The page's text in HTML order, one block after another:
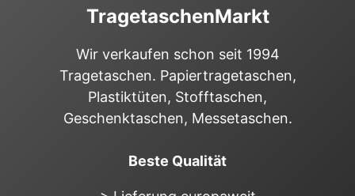
TragetaschenMarkt
Wir verkaufen schon seit 1994
Tragetaschen. Papiertragetaschen,
Plastiktüten, Stofftaschen,
Geschenktaschen, Messetaschen.
Beste Qualität